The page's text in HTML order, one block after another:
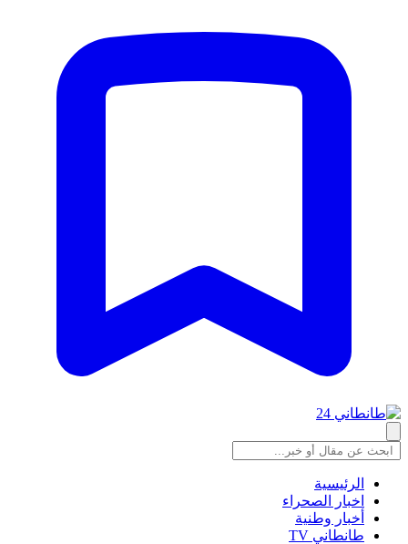
الرئيسية
اخبار الصحراء
أخبار وطنية
طانطاني TV